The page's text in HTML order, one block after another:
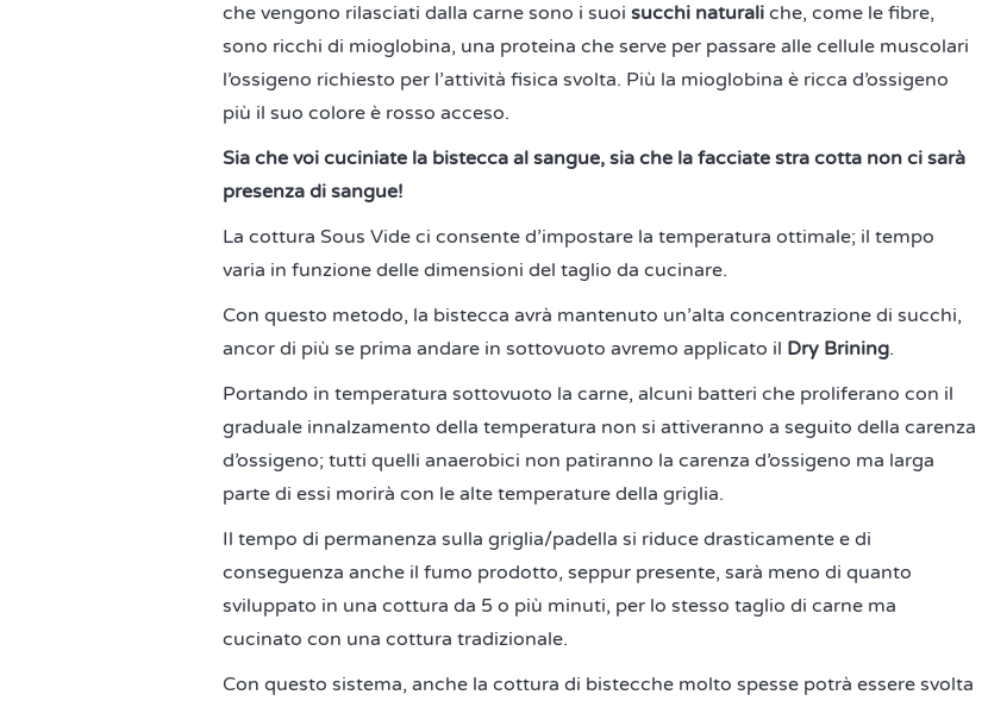
che vengono rilasciati dalla carne sono i suoi succhi naturali che, come le fibre,
sono ricchi di mioglobina, una proteina che serve per passare alle cellule muscolari
l’ossigeno richiesto per l’attività fisica svolta. Più la mioglobina è ricca d’ossigeno
più il suo colore è rosso acceso.
Sia che voi cuciniate la bistecca al sangue, sia che la facciate stra cotta non ci sarà
presenza di sangue!
La cottura Sous Vide ci consente d’impostare la temperatura ottimale; il tempo
varia in funzione delle dimensioni del taglio da cucinare.
Con questo metodo, la bistecca avrà mantenuto un’alta concentrazione di succhi,
ancor di più se prima andare in sottovuoto avremo applicato il Dry Brining.
Portando in temperatura sottovuoto la carne, alcuni batteri che proliferano con il
graduale innalzamento della temperatura non si attiveranno a seguito della carenza
d’ossigeno; tutti quelli anaerobici non patiranno la carenza d’ossigeno ma larga
parte di essi morirà con le alte temperature della griglia.
Il tempo di permanenza sulla griglia/padella si riduce drasticamente e di
conseguenza anche il fumo prodotto, seppur presente, sarà meno di quanto
sviluppato in una cottura da 5 o più minuti, per lo stesso taglio di carne ma
cucinato con una cottura tradizionale.
Con questo sistema, anche la cottura di bistecche molto spesse potrà essere svolta